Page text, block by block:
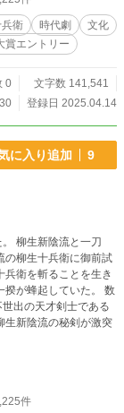
衛 時代劇
文化
賞エントリー
0
文字数 141,541
登録日 2025.04.14
に入り追加 9
柳生新陰流と一刀
の柳生十兵衛に御前試
兵衛を斬ることを生き
揆が蜂起していた。 数
出の天才剣士である
生新陰流の秘剣が激突
件